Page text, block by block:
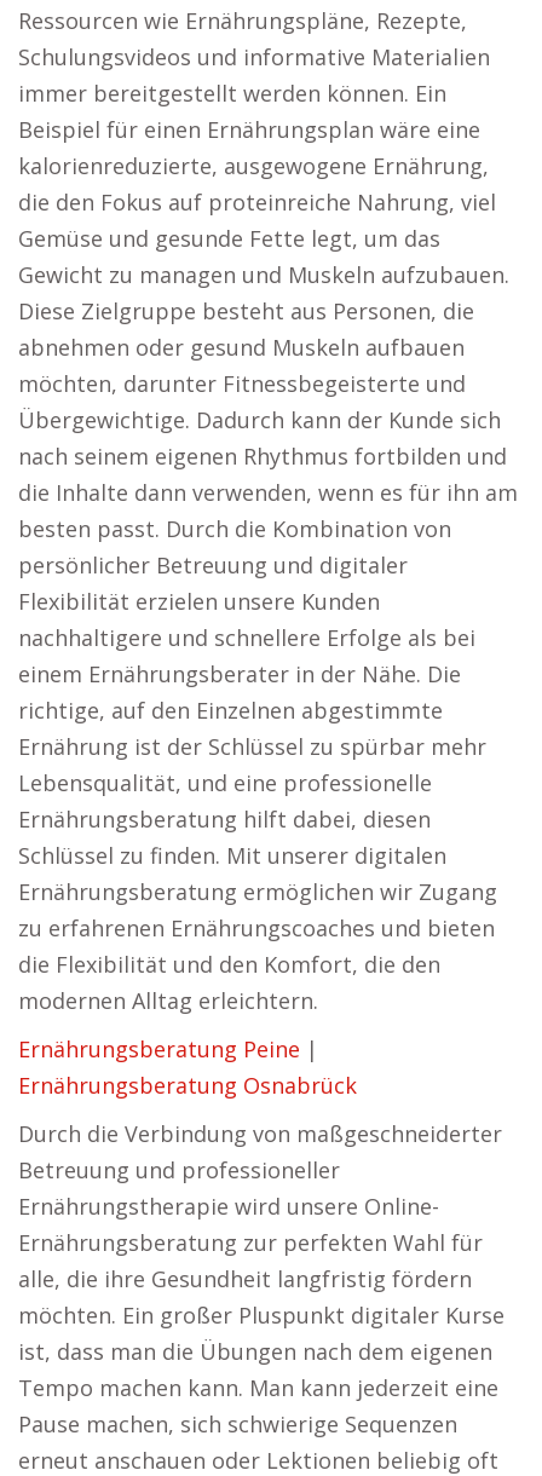
Ressourcen wie Ernährungspläne, Rezepte,
Schulungsvideos und informative Materialien
immer bereitgestellt werden können. Ein
Beispiel für einen Ernährungsplan wäre eine
kalorienreduzierte, ausgewogene Ernährung,
die den Fokus auf proteinreiche Nahrung, viel
Gemüse und gesunde Fette legt, um das
Gewicht zu managen und Muskeln aufzubauen.
Diese Zielgruppe besteht aus Personen, die
abnehmen oder gesund Muskeln aufbauen
möchten, darunter Fitnessbegeisterte und
Übergewichtige. Dadurch kann der Kunde sich
nach seinem eigenen Rhythmus fortbilden und
die Inhalte dann verwenden, wenn es für ihn am
besten passt. Durch die Kombination von
persönlicher Betreuung und digitaler
Flexibilität erzielen unsere Kunden
nachhaltigere und schnellere Erfolge als bei
einem Ernährungsberater in der Nähe. Die
richtige, auf den Einzelnen abgestimmte
Ernährung ist der Schlüssel zu spürbar mehr
Lebensqualität, und eine professionelle
Ernährungsberatung hilft dabei, diesen
Schlüssel zu finden. Mit unserer digitalen
Ernährungsberatung ermöglichen wir Zugang
zu erfahrenen Ernährungscoaches und bieten
die Flexibilität und den Komfort, die den
modernen Alltag erleichtern.
Ernährungsberatung Peine |
Ernährungsberatung Osnabrück
Durch die Verbindung von maßgeschneiderter
Betreuung und professioneller
Ernährungstherapie wird unsere Online-
Ernährungsberatung zur perfekten Wahl für
alle, die ihre Gesundheit langfristig fördern
möchten. Ein großer Pluspunkt digitaler Kurse
ist, dass man die Übungen nach dem eigenen
Tempo machen kann. Man kann jederzeit eine
Pause machen, sich schwierige Sequenzen
erneut anschauen oder Lektionen beliebig oft